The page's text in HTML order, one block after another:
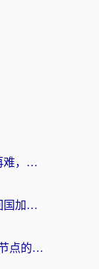
海外党必看：手机翻墙回国内不再难，一篇搞定无缝访问国内资源指南
海外华人电视直播总卡顿？这份回国加速器选择指南帮你无缝看国内资源
海外党必看：如何选对带vpn中国节点的加速器？无缝访问国内资源全攻略